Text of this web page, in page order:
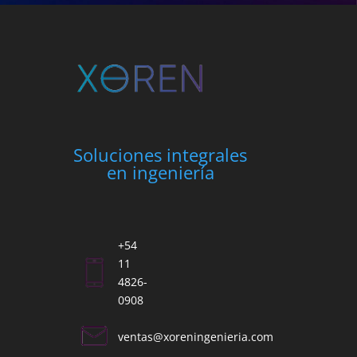
Soluciones integrales
en ingeniería
+54
11
4826-
0908
ventas@xoreningenieria.com​